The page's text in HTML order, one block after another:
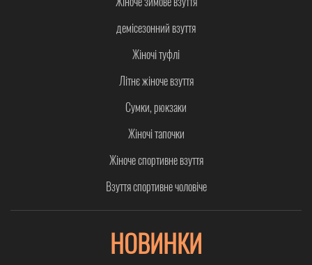
демісезонний взуття
Жіночі туфлі
Літнє жіноче взуття
Сумки, рюкзаки
Жіночі тапочки
Жіноче спортивне взуття
Взуття спортивне чоловіче
НОВИНКИ